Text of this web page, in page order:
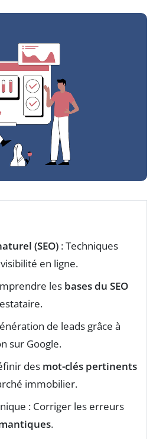
(SEO) : Techniques
en ligne.
les bases du SEO
de leads grâce à
sur Google.
des mot-clés pertinents
immobilier.
: Corriger les erreurs
.